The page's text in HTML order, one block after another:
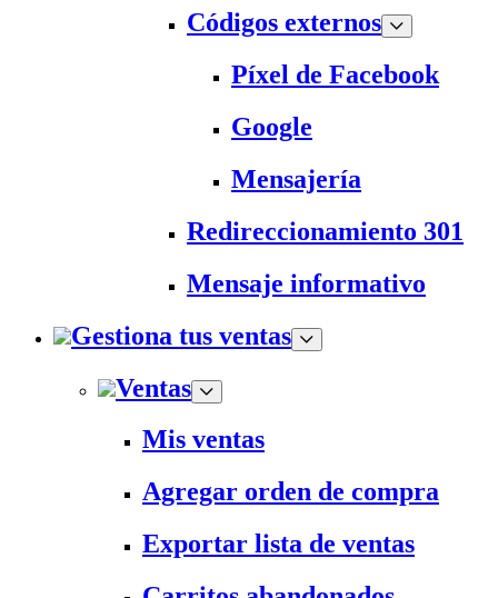
Códigos externos
Píxel de Facebook
Google
Mensajería
Redireccionamiento 301
Mensaje informativo
Gestiona tus ventas
Ventas
Mis ventas
Agregar orden de compra
Exportar lista de ventas